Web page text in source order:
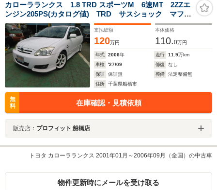
カローラランクス 1.8 TRD スポーツM 6速MT 2ZZエ
ンジン205PS(カタログ値) TRD サスショック マフラ
ー 前後タワーバー ワンオーナー ディーラー整備記
録簿付き 16インチRAYSグラムライツ トヨタメモリー
ナビ フルセグ BT ETC
支払総額
120万円
本体価格
110.0万円
年式 2006年 走行 11.9万km
車検
'27/09 修復
なし
保証
保証無 整備
法定整備無
住所
千葉県船橋市
無
料
在庫確認・見積依頼
販売店： プロフィット 船橋店
トヨタ カローラランクス 2001年01月～2006年09月（全国）の中古車
物件更新時にメールを受け取る